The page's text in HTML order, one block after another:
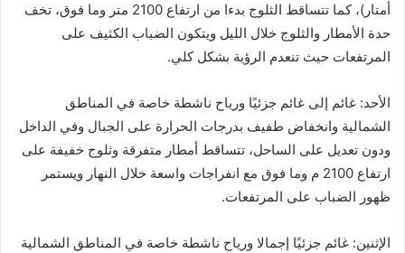
أمتار)، كما تتساقط الثلوج بدءا من ارتفاع 2100 متر وما فوق، تخف
حدة الأمطار والثلوج خلال الليل ويتكون الضباب الكثيف على
المرتفعات حيث تنعدم الرؤية بشكل كلي.
الأحد: غائم إلى غائم جزئيًا ورياح ناشطة خاصة في المناطق
الشمالية وانخفاض طفيف بدرجات الحرارة على الجبال وفي الداخل
ودون تعديل على الساحل، تتساقط أمطار متفرقة وثلوج خفيفة على
ارتفاع 2100 م وما فوق مع انفراجات واسعة خلال النهار ويستمر
ظهور الضباب على المرتفعات.
الإثنين: غائم جزئيًا إجمالا ورياح ناشطة خاصة في المناطق الشمالية